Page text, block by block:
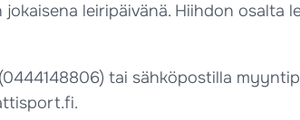
leiripäivänä. Hiihdon osalta
tai sähköpostilla